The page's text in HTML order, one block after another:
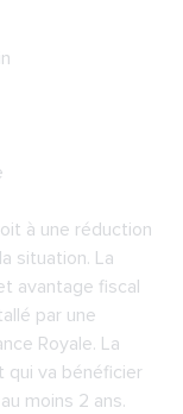
à une réduction
situation. La
avantage fiscal
par une
Royale. La
va bénéficier
moins 2 ans.